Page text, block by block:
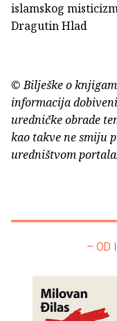
islamskog
Dragutin Hlad
© Bilješke o
informacija
uredničke obrade
kao takve ne smiju
uredništvom
– OD